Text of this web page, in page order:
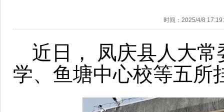
时间：2025/4/8
近日， 凤庆县人大
学、鱼塘中心校等五所